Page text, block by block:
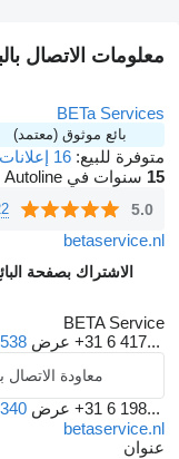
معلومات الاتصال
BETa Services
بائع موثوق (معتمد)
متوفرة للبيع: 16 إعلانات
15 سنوات في Autoline
5.0
22
betaservice.nl
الاشتراك بصفحة
BETA Service
+31 6 417... عرض
معاودة الاتصال
+31 6 198... عرض
betaservice.nl
عنوان